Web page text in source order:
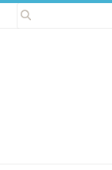
Spring
naar